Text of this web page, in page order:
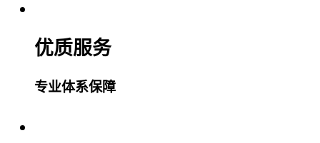
优质服务
专业体系保障